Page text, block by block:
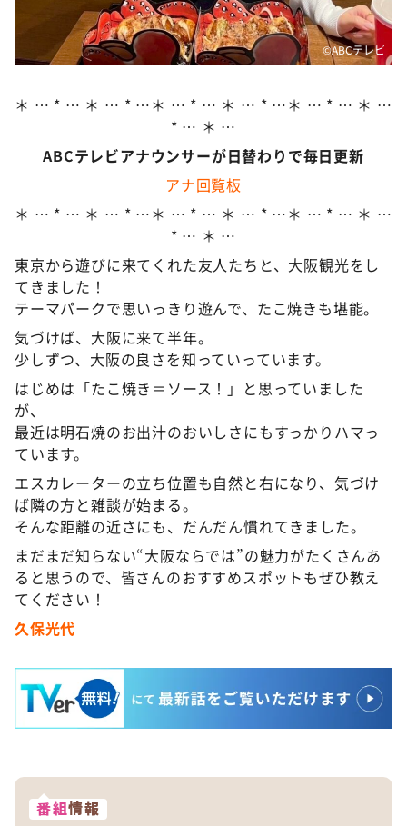
©ABCテレビ
＊ … * … ＊ … * …＊ … * … ＊ … * …＊ … * … ＊ …
* … ＊ …
ABCテレビアナウンサーが日替わりで毎日更新
アナ回覧板
＊ … * … ＊ … * …＊ … * … ＊ … * …＊ … * … ＊ …
* … ＊ …
東京から遊びに来てくれた友人たちと、大阪観光をし
てきました！
テーマパークで思いっきり遊んで、たこ焼きも堪能。
気づけば、大阪に来て半年。
少しずつ、大阪の良さを知っていっています。
はじめは「たこ焼き＝ソース！」と思っていました
が、
最近は明石焼のお出汁のおいしさにもすっかりハマっ
ています。
エスカレーターの立ち位置も自然と右になり、気づけ
ば隣の方と雑談が始まる。
そんな距離の近さにも、だんだん慣れてきました。
まだまだ知らない“大阪ならでは”の魅力がたくさんあ
ると思うので、皆さんのおすすめスポットもぜひ教え
てください！
久保光代
番組情報